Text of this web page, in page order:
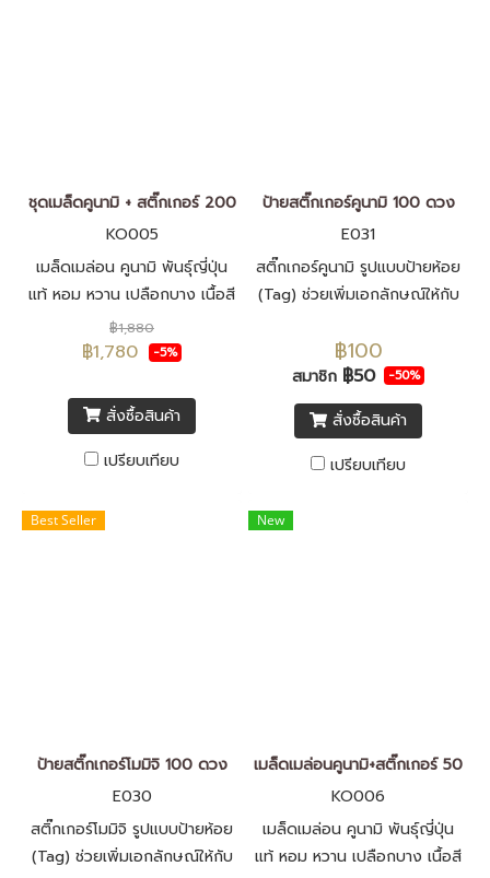
ชุดเมล็ดคูนามิ + สติ๊กเกอร์ 200
KO005
เมล็ดเมล่อน คูนามิ พันธุ์ญี่ปุ่น
แท้ หอม หวาน เปลือกบาง เนื้อสี
เขียว เมล็ดพันธุ์นำเข้าจากประ
เทศญี่ปุ่น F1 ทั้งหมด
฿1,880
฿1,780 -5%
สั่งซื้อสินค้า
เปรียบเทียบ
ป้ายสติ๊กเกอร์คูนามิ 100 ดวง
E031
สติ๊กเกอร์คูนามิ รูปแบบป้ายห้อย
(Tag) ช่วยเพิ่มเอกลักษณ์ให้กับ
เมี่ยมให้กับผลเมล่อน ผลิตจาก
พลาสติกพีพี คุณภาพสูง กันน้ำ
สีสันสวยงาม จำนวนชุดละ 100
ดวง
฿100
สมาชิก ฿50 -50%
สั่งซื้อสินค้า
เปรียบเทียบ
Best Seller
ป้ายสติ๊กเกอร์โมมิจิ 100 ดวง
E030
สติ๊กเกอร์โมมิจิ รูปแบบป้ายห้อย
(Tag) ช่วยเพิ่มเอกลักษณ์ให้กับ
New
เมล็ดเมล่อนคูนามิ+สติ๊กเกอร์ 500
KO006
เมล็ดเมล่อน คูนามิ พันธุ์ญี่ปุ่น
แท้ หอม หวาน เปลือกบาง เนื้อสี